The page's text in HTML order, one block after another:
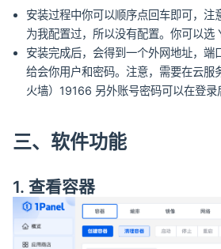
安装过程中你可以顺序点回车即可，注
为我配置过，所以没有配置。你可以选
安装完成后，会得到一个外网地址，
给会你用户和密码。注意，需要在云服
火墙）19166 另外账号密码可以在登录
三、软件功能
1. 查看容器